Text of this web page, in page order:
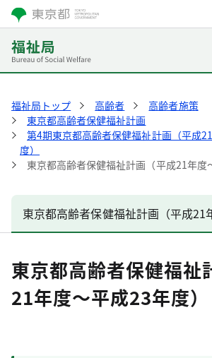
福祉局トップ 高齢者
高齢者施策
東京都高齢者保健福祉計画
第4期東京都高齢者保健福祉計画（平成
度）
東京都高齢者保健福祉計画（平成21年度
東京都高齢者保健福祉計画（平成21
東京都高齢者保健福祉
21年度～平成23年度）